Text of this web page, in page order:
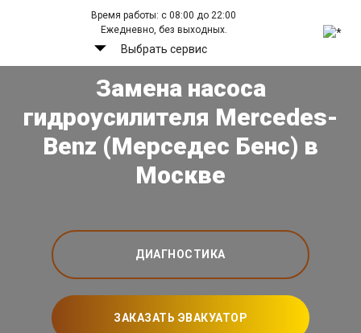
Время работы: с 08:00 до 22:00
Ежедневно, без выходных.
Выбрать сервис
Замена насоса
гидроусилителя Mercedes-
Benz (Мерседес Бенс) в
Москве
ДИАГНОСТИКА
ЗАКАЗАТЬ ЭВАКУАТОР